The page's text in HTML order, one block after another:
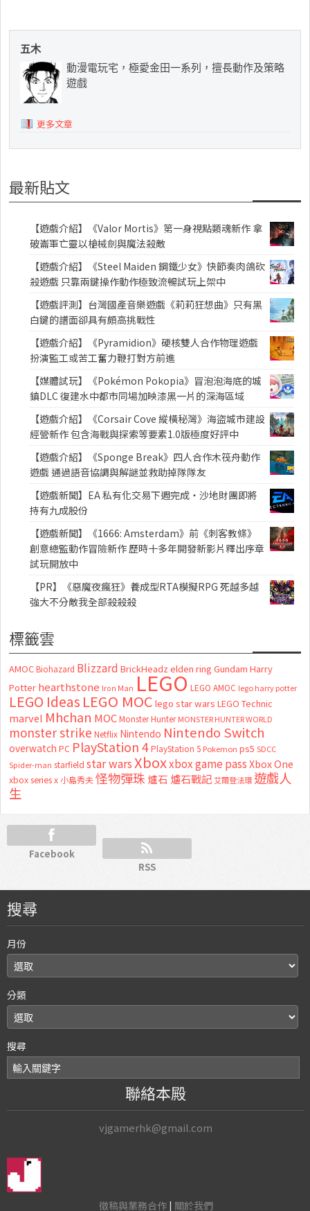
五木
動漫電玩宅，極愛金田一系列，擅長動作及策略
遊戲
更多文章
最新貼文
【遊戲介紹】《Valor Mortis》第一身視點類魂新作 拿
破崙軍亡靈以槍械劍與魔法殺敵
【遊戲介紹】《Steel Maiden 鋼鐵少女》快節奏肉鴿砍
殺遊戲 只靠兩鍵操作動作極致流暢試玩上架中
【遊戲評測】台灣國產音樂遊戲《莉莉狂想曲》只有黑
白鍵的譜面卻具有頗高挑戰性
【遊戲介紹】《Pyramidion》硬核雙人合作物理遊戲
扮演監工或苦工奮力鞭打對方前進
【媒體試玩】《Pokémon Pokopia》冒泡泡海底的城
鎮DLC 復建水中都市同場加映漆黑一片的深海區域
【遊戲介紹】《Corsair Cove 縱橫秘灣》海盜城市建設
經營新作 包含海戰與探索等要素1.0版極度好評中
【遊戲介紹】《Sponge Break》四人合作木筏舟動作
遊戲 通過語音協調與解謎並救助掉隊隊友
【遊戲新聞】EA 私有化交易下週完成・沙地財團即將
持有九成股份
【遊戲新聞】《1666: Amsterdam》前《刺客教條》
創意總監動作冒險新作 歷時十多年開發新影片釋出序章
試玩開放中
【PR】《惡魔夜瘋狂》養成型RTA模擬RPG 死越多越
強大不分敵我全部殺殺殺
標籤雲
AMOC Biohazard Blizzard BrickHeadz elden ring Gundam Harry
Potter hearthstone Iron Man LEGO LEGO AMOC lego harry potter
LEGO Ideas LEGO MOC lego star wars LEGO Technic
marvel Mhchan MOC Monster Hunter MONSTER HUNTER WORLD
monster strike Netflix Nintendo Nintendo Switch
overwatch PC PlayStation 4 PlayStation 5 Pokemon ps5 SDCC
Spider-man starfield star warsXboxxbox game passXbox One
xbox series x 小島秀夫怪物彈珠 爐石 爐石戰記艾爾登法環 遊戲人
生
Facebook
RSS
搜尋
月份
分類
搜尋
聯絡本殿
vjgamerhk@gmail.com
徵稿與業務合作| 關於我們